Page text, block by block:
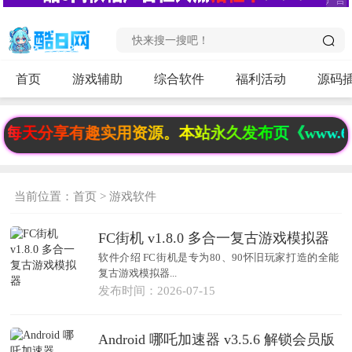
首页 游戏辅助 综合软件 福利活动 源码
分享有趣实用资源。本站永久发布页《
当前位置：首页 >游戏软件
FC街机 v1.8.0 多合一复古游戏模拟器
软件介绍 FC街机是专为80、90怀旧玩家打造的全能
复古游戏模拟器...
发布时间：2026-07-15
Android 哪吒加速器 v3.5.6 解锁会员版